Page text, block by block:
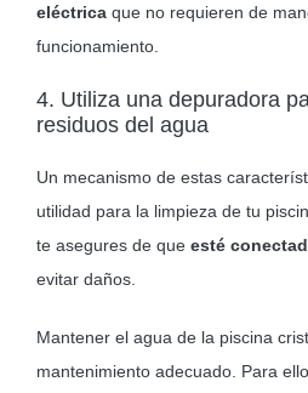
eléctricaque no requieren de
funcionamiento.
4. Utiliza una depuradora
residuos del agua
Un mecanismo de estas
utilidad para la limpieza de tu
te asegures de queesté
evitar daños.
Mantener el agua de la piscina
mantenimiento adecuado. Para